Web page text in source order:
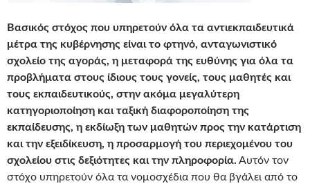
Βασικός στόχος που υπηρετούν όλα τα αντιεκπαιδευτικά
μέτρα της κυβέρνησης είναι το φτηνό, ανταγωνιστικό
σχολείο της αγοράς, η μεταφορά της ευθύνης για όλα τα
προβλήματα στους ίδιους τους γονείς, τους μαθητές και
τους εκπαιδευτικούς, στην ακόμα μεγαλύτερη
κατηγοριοποίηση και ταξική διαφοροποίηση της
εκπαίδευσης, η εκδίωξη των μαθητών προς την κατάρτιση
και την εξειδίκευση, η προσαρμογή του περιεχομένου του
σχολείου στις δεξιότητες και την πληροφορία. Αυτόν τον
στόχο υπηρετούν όλα τα νομοσχέδια που θα βγάλει από το